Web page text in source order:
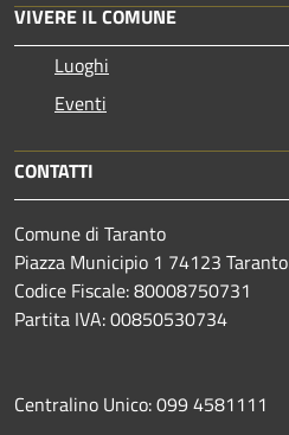
VIVERE IL COMUNE
Luoghi
Eventi
CONTATTI
Comune di Taranto
Piazza Municipio 1 74123
Codice Fiscale: 80008750731
Partita IVA: 00850530734
Centralino Unico: 099 4581111